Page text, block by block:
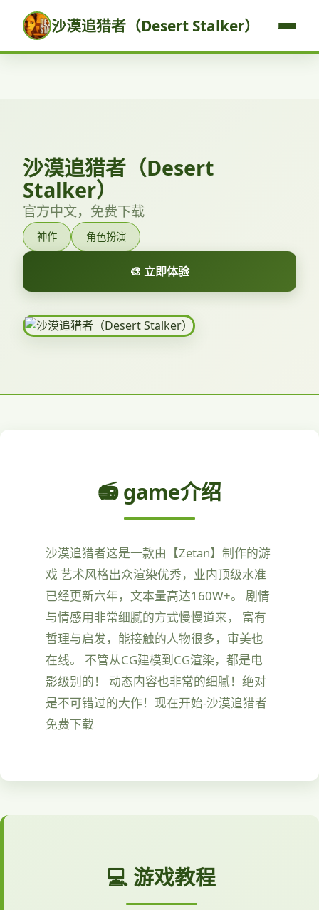
沙漠追猎者（Desert Stalker）
沙漠追猎者（Desert
Stalker）
官方中文，免费下载
神作 角色扮演
🎨 立即体验
📻 game介绍
沙漠追猎者这是一款由【Zetan】制作的游
戏 艺术风格出众渲染优秀，业内顶级水准
已经更新六年，文本量高达160W+。 剧情
与情感用非常细腻的方式慢慢道来， 富有
哲理与启发，能接触的人物很多，审美也
在线。 不管从CG建模到CG渲染，都是电
影级别的！ 动态内容也非常的细腻！绝对
是不可错过的大作！现在开始-沙漠追猎者
免费下载
💻 游戏教程